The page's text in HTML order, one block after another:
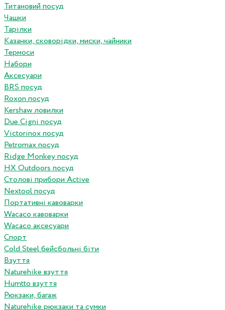
Титановий посуд
Чашки
Тарілки
Казанки, сковорідки, миски, чайники
Термоси
Набори
Аксесуари
BRS посуд
Roxon посуд
Kershaw ловилки
Due Cigni посуд
Victorinox посуд
Petromax посуд
Ridge Monkey посуд
HX Outdoors посуд
Столові прибори Active
Nextool посуд
Портативні кавоварки
Wacaco кавоварки
Wacaco аксесуари
Спорт
Cold Steel бейсбольні біти
Взуття
Naturehike взуття
Humtto взуття
Рюкзаки, багаж
Naturehike рюкзаки та сумки